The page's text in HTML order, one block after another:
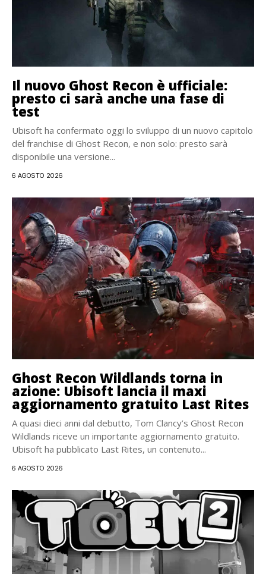
Il nuovo Ghost Recon è ufficiale:
presto ci sarà anche una fase di
test
Ubisoft ha confermato oggi lo sviluppo di un nuovo capitolo
del franchise di Ghost Recon, e non solo: presto sarà
disponibile una versione...
6 AGOSTO 2026
Ghost Recon Wildlands torna in
azione: Ubisoft lancia il maxi
aggiornamento gratuito Last Rites
A quasi dieci anni dal debutto, Tom Clancy’s Ghost Recon
Wildlands riceve un importante aggiornamento gratuito.
Ubisoft ha pubblicato Last Rites, un contenuto...
6 AGOSTO 2026